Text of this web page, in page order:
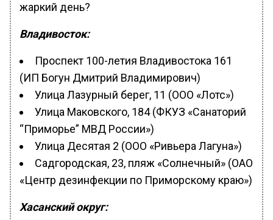
жаркий день?
Владивосток:
Проспект 100-летия Владивостока 161
(ИП Богун Дмитрий Владимирович)
Улица Лазурный берег, 11 (ООО «Лотс»)
Улица Маковского, 184 (ФКУЗ «Санаторий
“Приморье” МВД России»)
Улица Десятая 2 (ООО «Ривьера Лагуна»)
Садгородская, 23, пляж «Солнечный» (ОАО
«Центр дезинфекции по Приморскому краю»)
Хасанский округ: